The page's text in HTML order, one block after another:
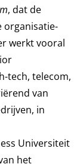
, dat de
organisatie-
werkt vooral
tech, telecom,
van
in
Universiteit
het